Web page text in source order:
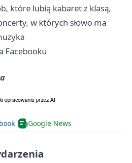
które lubią kabaret z klasą,
w których słowo ma
Facebooku
Google News